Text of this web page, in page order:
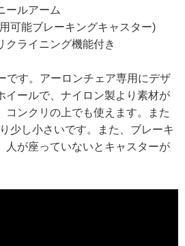
ールアーム
可能ブレーキングキャスター)
クライニング機能付き
です。アーロンチェア専用にデザ
イールで、ナイロン製より素材が
コンクリの上でも使えます。また
少し小さいです。また、ブレーキ
人が座っていないとキャスターが